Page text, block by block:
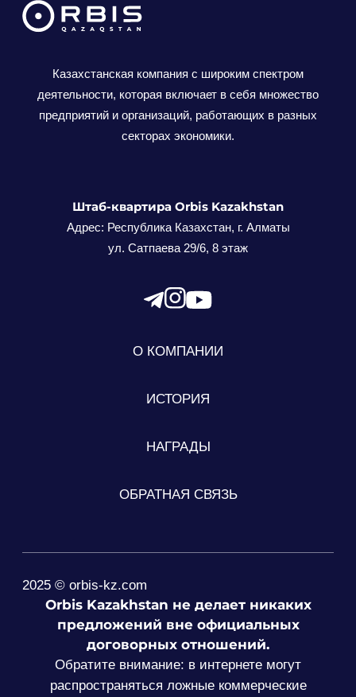
Казахстанская компания с широким спектром
деятельности, которая включает в себя множество
предприятий и организаций, работающих в разных
секторах экономики.
Штаб-квартира Orbis Kazakhstan
Адрес: Республика Казахстан, г. Алматы
ул. Сатпаева 29/6, 8 этаж
О КОМПАНИИ
ИСТОРИЯ
НАГРАДЫ
ОБРАТНАЯ СВЯЗЬ
2025 © orbis-kz.com
Orbis Kazakhstan не делает никаких
предложений вне официальных
договорных отношений.
Обратите внимание: в интернете могут
распространяться ложные коммерческие